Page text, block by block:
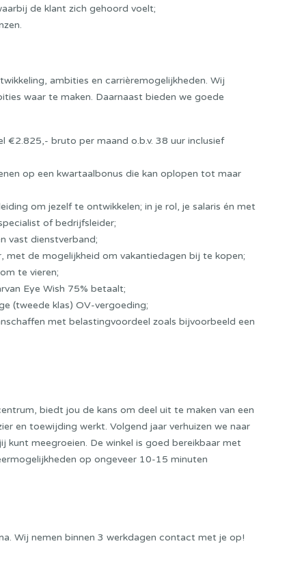
de klant zich gehoord voelt;
ambities en carrièremogelijkheden. Wij
waar te maken. Daarnaast bieden we goede
€2.825,- bruto per maand o.b.v. 38 uur inclusief
op een kwartaalbonus die kan oplopen tot maar
om jezelf te ontwikkelen; in je rol, je salaris én met
of bedrijfsleider;
vast dienstverband;
met de mogelijkheid om vakantiedagen bij te kopen;
te vieren;
Eye Wish 75% betaalt;
(tweede klas) OV-vergoeding;
met belastingvoordeel zoals bijvoorbeeld een
biedt jou de kans om deel uit te maken van een
en toewijding werkt. Volgend jaar verhuizen we naar
kunt meegroeien. De winkel is goed bereikbaar met
op ongeveer 10-15 minuten
Wij nemen binnen 3 werkdagen contact met je op!